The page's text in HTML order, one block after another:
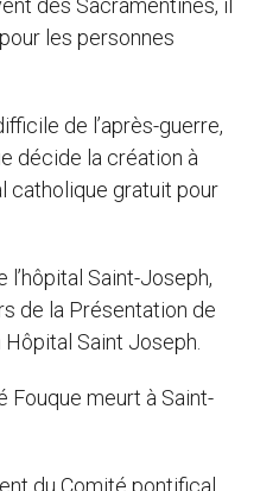
des Sacramentines, il
les personnes
de l’après-guerre,
décide la création à
catholique gratuit pour
l’hôpital Saint-Joseph,
de la Présentation de
Saint Joseph.
Fouque meurt à Saint-
du Comité pontifical